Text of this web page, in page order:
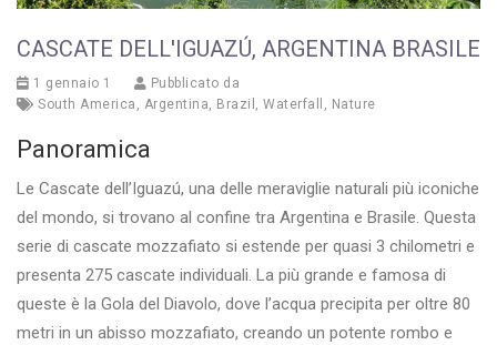
CASCATE DELL'IGUAZÚ, ARGENTINA BRASILE
1 gennaio 1
Pubblicato da
South America , Argentina, Brazil , Waterfall , Nature
Panoramica
Le Cascate dell’Iguazú, una delle meraviglie naturali più iconiche
del mondo, si trovano al confine tra Argentina e Brasile. Questa
serie di cascate mozzafiato si estende per quasi 3 chilometri e
presenta 275 cascate individuali. La più grande e famosa di
queste è la Gola del Diavolo, dove l’acqua precipita per oltre 80
metri in un abisso mozzafiato, creando un potente rombo e